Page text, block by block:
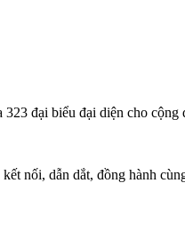
đại biểu đại diện cho cộng
nối, dẫn dắt, đồng hành